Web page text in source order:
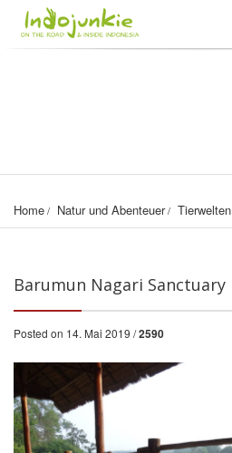
Home Natur und Abenteuer Tierwelten
Barumun Nagari Sanctuary
Posted on 14. Mai 2019 /2590